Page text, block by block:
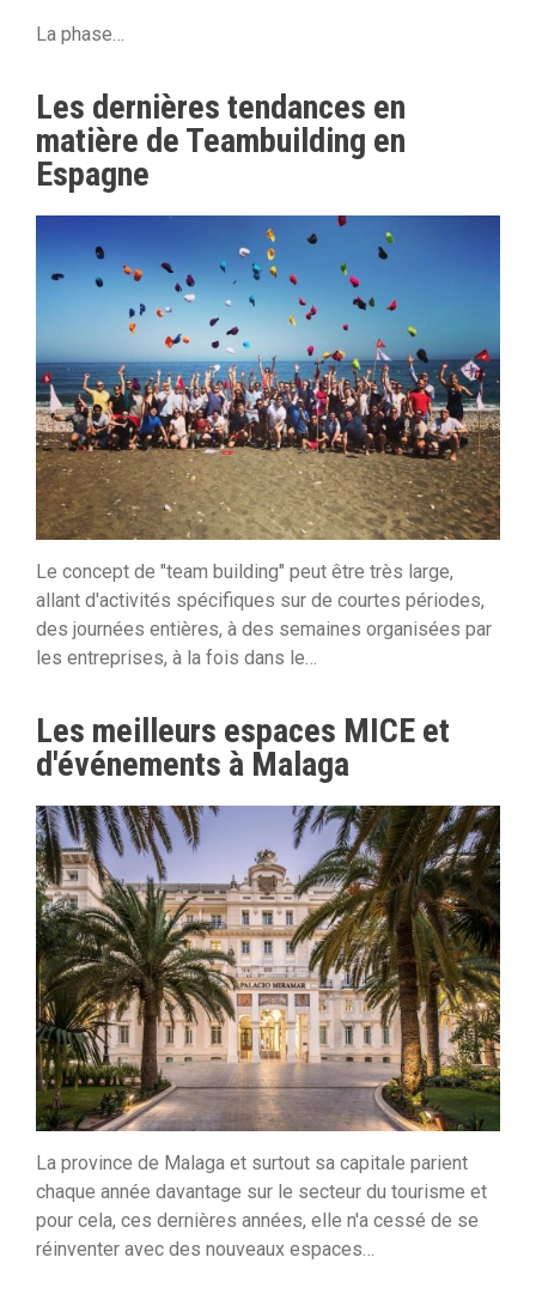
La phase…
Les dernières tendances en
matière de Teambuilding en
Espagne
Le concept de "team building" peut être très large,
allant d'activités spécifiques sur de courtes périodes,
des journées entières, à des semaines organisées par
les entreprises, à la fois dans le…
Les meilleurs espaces MICE et
d'événements à Malaga
La province de Malaga et surtout sa capitale parient
chaque année davantage sur le secteur du tourisme et
pour cela, ces dernières années, elle n'a cessé de se
réinventer avec des nouveaux espaces…